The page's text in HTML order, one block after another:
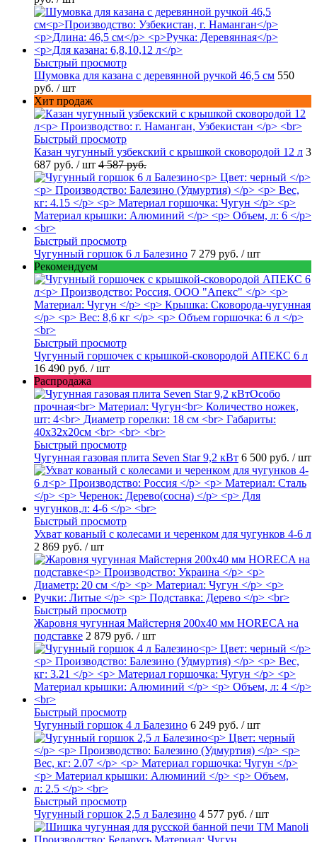
Быстрый просмотр
Шумовка для казана с деревянной ручкой 46,5 см 550
руб. / шт
Хит продаж
Быстрый просмотр
Казан чугунный узбекский с крышкой сковородой 12 л 3
687 руб. / шт 4 587 руб.
Быстрый просмотр
Чугунный горшок 6 л Балезино 7 279 руб. / шт
Рекомендуем
Быстрый просмотр
Чугунный горшочек с крышкой-сковородой АПЕКС 6 л
16 490 руб. / шт
Распродажа
Быстрый просмотр
Чугунная газовая плита Seven Star 9,2 кВт 6 500 руб. / шт
Быстрый просмотр
Ухват кованый с колесами и черенком для чугунков 4-6 л
2 869 руб. / шт
Быстрый просмотр
Жаровня чугунная Майстерня 200х40 мм HORECA на
подставке 2 879 руб. / шт
Быстрый просмотр
Чугунный горшок 4 л Балезино 6 249 руб. / шт
Быстрый просмотр
Чугунный горшок 2,5 л Балезино 4 577 руб. / шт